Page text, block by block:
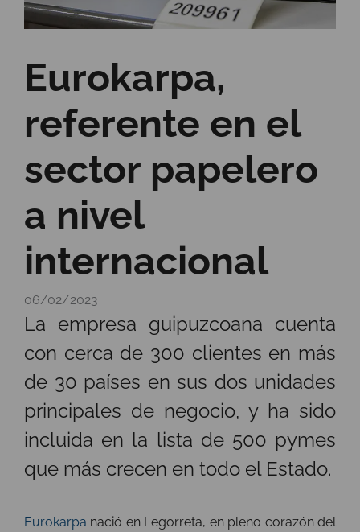
Eurokarpa,
referente en el
sector papelero
a nivel
internacional
06/02/2023
La empresa guipuzcoana cuenta
con cerca de 300 clientes en más
de 30 países en sus dos unidades
principales de negocio, y ha sido
incluida en la lista de 500 pymes
que más crecen en todo el Estado.
Eurokarpa nació en Legorreta, en pleno corazón del